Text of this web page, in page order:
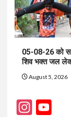
05-08-26 को
शिव भक्त जल
August 5, 2026